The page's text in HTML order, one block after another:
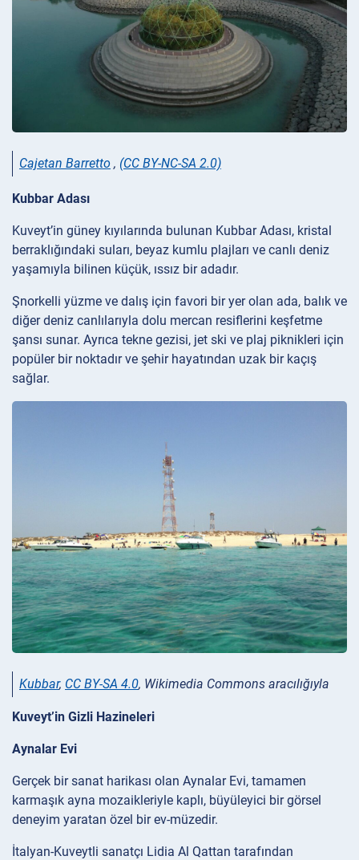
Cajetan Barretto , (CC BY-NC-SA 2.0)
Kubbar Adası
Kuveyt’in güney kıyılarında bulunan Kubbar Adası, kristal
berraklığındaki suları, beyaz kumlu plajları ve canlı deniz
yaşamıyla bilinen küçük, ıssız bir adadır.
Şnorkelli yüzme ve dalış için favori bir yer olan ada, balık ve
diğer deniz canlılarıyla dolu mercan resiflerini keşfetme
şansı sunar. Ayrıca tekne gezisi, jet ski ve plaj piknikleri için
popüler bir noktadır ve şehir hayatından uzak bir kaçış
sağlar.
Kubbar, CC BY-SA 4.0, Wikimedia Commons aracılığıyla
Kuveyt’in Gizli Hazineleri
Aynalar Evi
Gerçek bir sanat harikası olan Aynalar Evi, tamamen
karmaşık ayna mozaikleriyle kaplı, büyüleyici bir görsel
deneyim yaratan özel bir ev-müzedir.
İtalyan-Kuveytli sanatçı Lidia Al Qattan tarafından